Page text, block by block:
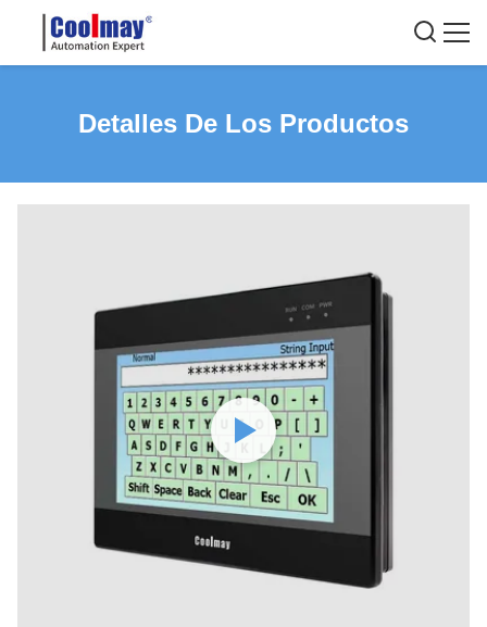
Detalles De Los Productos